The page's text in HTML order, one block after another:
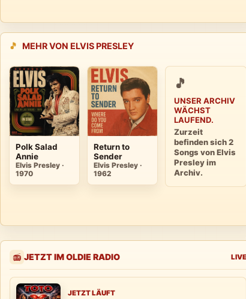
🎵 MEHR VON ELVIS PRESLEY
Polk Salad
Annie
Elvis Presley ·
1970
Return to
Sender
Elvis Presley ·
1962
🎵
UNSER ARCHIV
WÄCHST
LAUFEND.
Zurzeit
befinden sich 2
Songs von Elvis
Presley im
Archiv.
📻 JETZT IM OLDIE RADIO LIVE
JETZT LÄUFT